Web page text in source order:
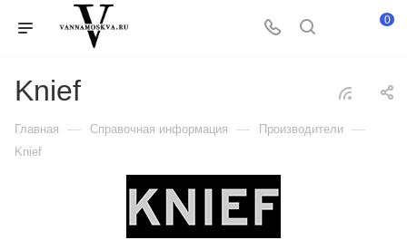
0
Knief
Главная — Справочная информация — Производители —
Knief